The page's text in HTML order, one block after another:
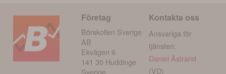
Företag
Börskollen Sverige
AB
Ekvägen 6
141 30 Huddinge
Kontakta oss
Ansvariga för
tjänsten:
Daniel Åstrand
(VD)